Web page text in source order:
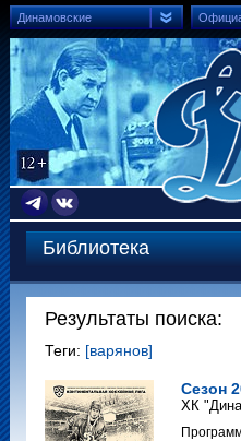
Динамовские
Библиотека
Результаты поиска:
Теги: [варянов]
Сезон
ХК